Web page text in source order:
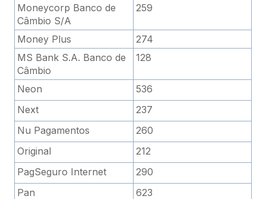
Moneycorp Banco de
Câmbio S/A
259
Money Plus
274
MS Bank S.A. Banco de
Câmbio
128
Neon
536
Next
237
Nu Pagamentos
260
Original
212
PagSeguro Internet
290
Pan
623